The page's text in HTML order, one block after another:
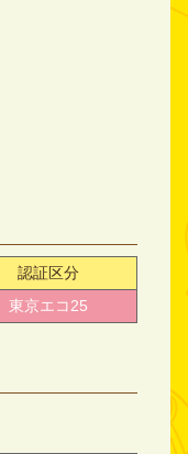
認証区分
東京エコ25